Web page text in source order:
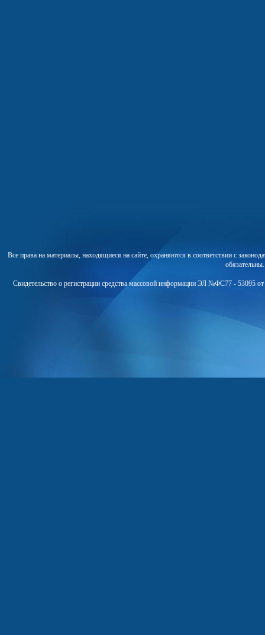
Все права на материалы, находящиеся на сайте, охраняются в соответствии с
Свидетельство о регистрации средства массовой информации ЭЛ №ФС77 - 53095